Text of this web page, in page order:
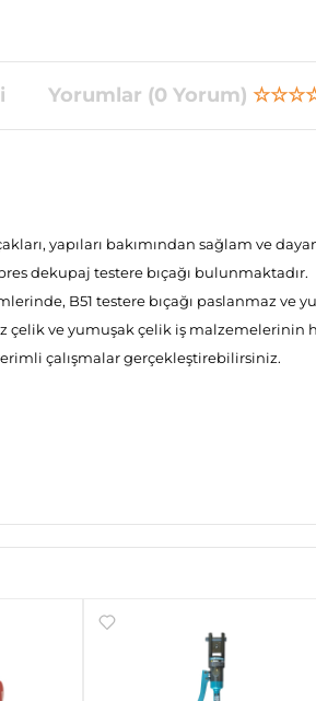
Yorumlar (0 Yorum)
yapıları bakımından sağlam ve
dekupaj testere bıçağı bulunmaktadır.
B51 testere bıçağı paslanmaz
çelik ve yumuşak çelik iş
çalışmalar gerçekleştirebilirsiniz.